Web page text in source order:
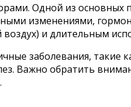
Одной из основных
изменениями,
и длительным
заболевания, такие
Важно обратить